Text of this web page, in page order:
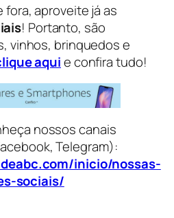
fora, aproveite já as
! Portanto, são
vinhos, brinquedos e
aquie confira tudo!
nossos canais
Telegram):
inicio/nossas-
sociais/